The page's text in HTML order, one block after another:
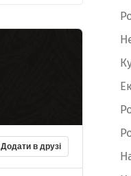
Додати в друзі